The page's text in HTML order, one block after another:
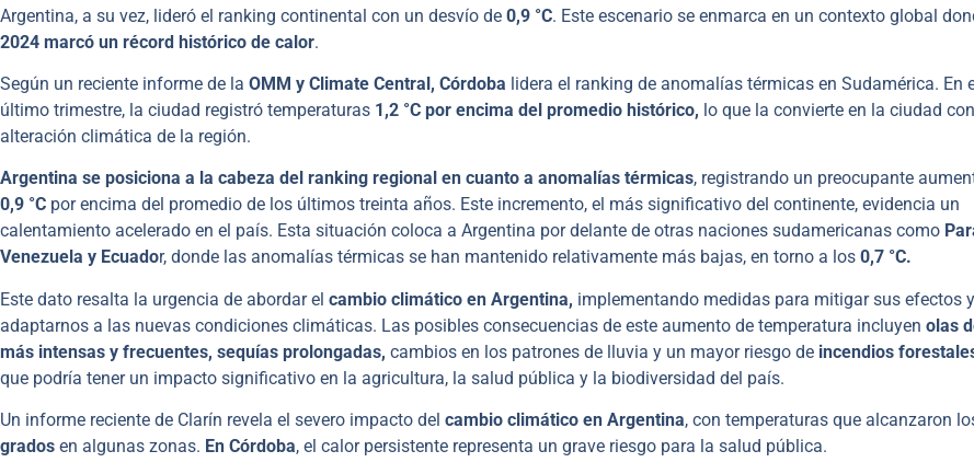
Argentina, a su vez, lideró el ranking continental con un desvío de 0,9 °C. Este escenario se enmarca en un contexto global
2024 marcó un récord histórico de calor.
Según un reciente informe de la OMM y Climate Central, Córdoba lidera el ranking de anomalías térmicas en Sudamérica. En
último trimestre, la ciudad registró temperaturas 1,2 °C por encima del promedio histórico, lo que la convierte en la ciudad
alteración climática de la región.
Argentina se posiciona a la cabeza del ranking regional en cuanto a anomalías térmicas, registrando un preocupante
0,9 °C por encima del promedio de los últimos treinta años. Este incremento, el más significativo del continente, evidencia un
calentamiento acelerado en el país. Esta situación coloca a Argentina por delante de otras naciones sudamericanas como
Venezuela y Ecuador, donde las anomalías térmicas se han mantenido relativamente más bajas, en torno a los 0,7 °C.
Este dato resalta la urgencia de abordar el cambio climático en Argentina, implementando medidas para mitigar sus efectos y
adaptarnos a las nuevas condiciones climáticas. Las posibles consecuencias de este aumento de temperatura incluyen olas
más intensas y frecuentes, sequías prolongadas, cambios en los patrones de lluvia y un mayor riesgo de incendios
que podría tener un impacto significativo en la agricultura, la salud pública y la biodiversidad del país.
Un informe reciente de Clarín revela el severo impacto del cambio climático en Argentina, con temperaturas que alcanzaron
grados en algunas zonas. En Córdoba, el calor persistente representa un grave riesgo para la salud pública.